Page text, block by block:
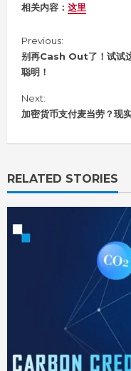
相关内容： 这里
C
o
n
i
n
e
e
a
d
n
Previous:
别再Cash Out了！试试
聪明！
Next:
加密货币支付麦当劳？现
RELATED STORIES